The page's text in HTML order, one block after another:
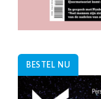
BESTEL NU